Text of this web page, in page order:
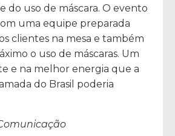
do uso de máscara. O evento
uma equipe preparada
clientes na mesa e também
o uso de máscaras. Um
e na melhor energia que a
amada do Brasil poderia